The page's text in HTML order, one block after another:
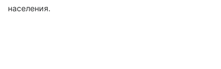
населения.